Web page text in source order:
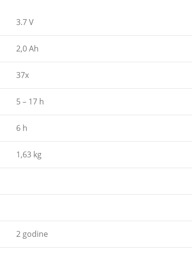
3.7 V
2,0 Ah
37x
5 – 17 h
6 h
1,63 kg
2 godine